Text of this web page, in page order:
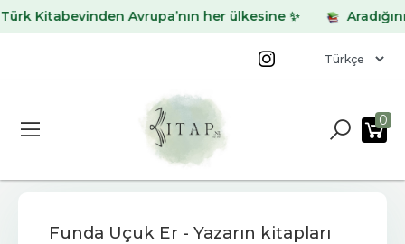
Avrupa’nın her ülkesine ✨ Aradığınız
0
Funda Uçuk Er - Yazarın kitapları